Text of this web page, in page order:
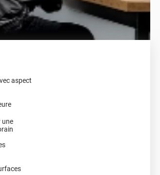
aspect
une